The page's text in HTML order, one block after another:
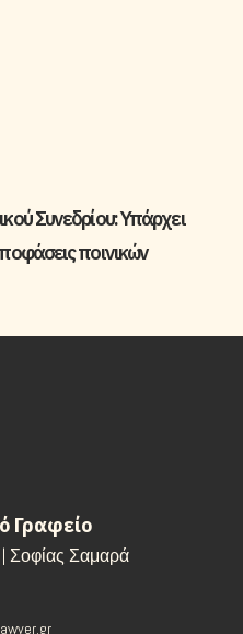
Συνεδρίου: Υπάρχει
ποινικών
Γραφείο
Σοφίας Σαμαρά